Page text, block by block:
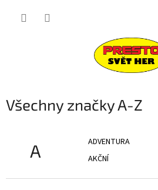
Všechny značky A-Z
A
ADVENTURA
AKČNÍ